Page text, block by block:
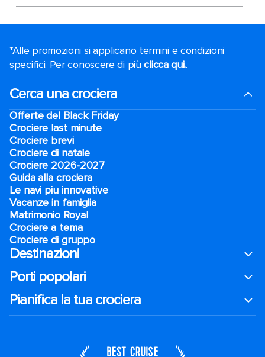
*Alle promozioni si applicano termini e condizioni
specifici. Per conoscere di piùclicca qui..
Cerca una crociera
Offerte del Black Friday
Crociere last minute
Crociere brevi​
Crociere di natale​
Crociere 2026-2027
Guida alla crociera
Le navi piu innovative
Vacanze in famiglia
Matrimonio Royal
Crociere a tema
Crociere di gruppo
Destinazioni
Porti popolari
Pianifica la tua crociera